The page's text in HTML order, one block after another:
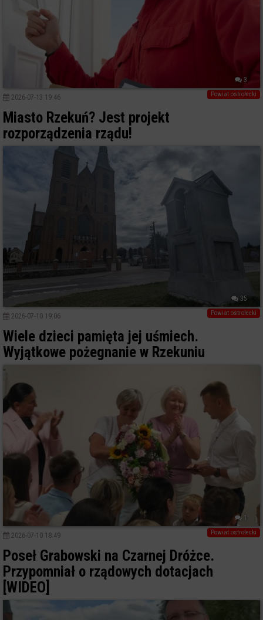
3
Powiat ostrołecki
2026-07-13 19:46
Miasto Rzekuń? Jest projekt
rozporządzenia rządu!
35
Powiat ostrołecki
2026-07-10 19:06
Wiele dzieci pamięta jej uśmiech.
Wyjątkowe pożegnanie w Rzekuniu
1
Powiat ostrołecki
2026-07-10 18:49
Poseł Grabowski na Czarnej Dróżce.
Przypomniał o rządowych dotacjach
[WIDEO]